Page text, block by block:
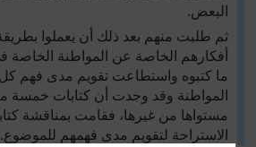
البعض.
ثم طلبت منهم بعد ذلك أن يعملوا بطريقة
أفكارهم الخاصة عن المواطنة
ما كتبوه واستطاعت تقويم مدى فهم
المواطنة وقد وجدت أن كتابات خمسة
مستواها من غيرها، فقامت بمناقشة
الاستراحة لتقويم مدى فهمهم للموضوع.